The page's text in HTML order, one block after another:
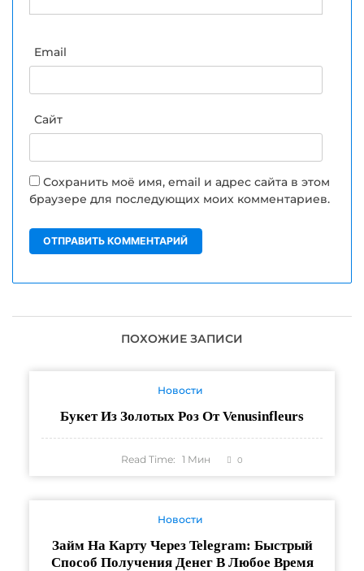
Email
Сайт
Сохранить моё имя, email и адрес сайта в этом
браузере для последующих моих комментариев.
ПОХОЖИЕ ЗАПИСИ
Новости
Букет Из Золотых Роз От Venusinfleurs
Read Time: 1 Мин 0
Новости
Займ На Карту Через Telegram: Быстрый
Способ Получения Денег В Любое Время